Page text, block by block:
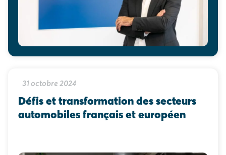
31 octobre 2024
Défis et transformation des secteurs
automobiles français et européen